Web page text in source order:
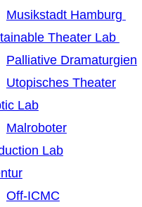
Musikstadt Hamburg
Theater Lab
Palliative Dramaturgien
Utopisches Theater
Lab
Malroboter
Lab
Off-ICMC